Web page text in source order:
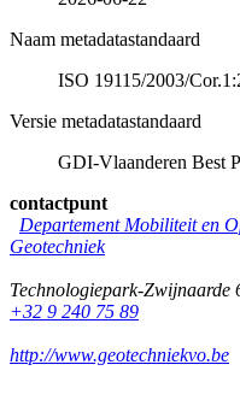
Naam metadatastandaard
ISO 19115/2003/
Versie metadatastandaard
GDI-Vlaanderen Best
contactpunt
Departement Mobiliteit en
Geotechniek
Technologiepark-Zwijnaarde
+32 9 240 75 89
http://www.geotechniekvo.be